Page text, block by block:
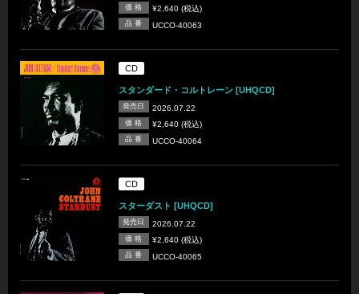
価 格 ¥2,640 (税込)
品 番 UCCO-40063
CD
スタンダード・コルトレーン [UHQCD]
発売日 2026.07.22
価 格 ¥2,640 (税込)
品 番 UCCO-40064
CD
スターダスト [UHQCD]
発売日 2026.07.22
価 格 ¥2,640 (税込)
品 番 UCCO-40065